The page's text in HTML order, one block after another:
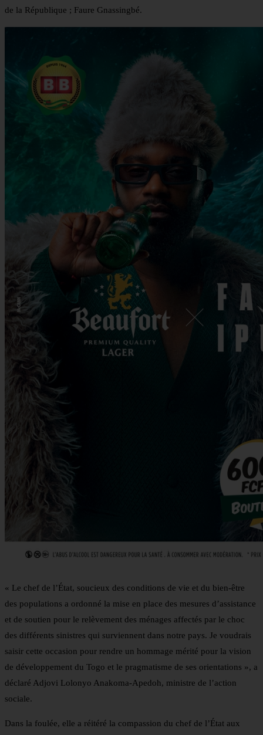
de la République ; Faure Gnassingbé.
« Le chef de l’État, soucieux des conditions de vie et du bien-être
des populations a ordonné la mise en place des mesures d’assistance
et de soutien pour le relèvement des ménages affectés par le choc
des différents sinistres qui surviennent dans notre pays. Je voudrais
saisir cette occasion pour rendre un hommage mérité pour la vision
de développement du Togo et le pragmatisme de ses orientations », a
déclaré Adjovi Lolonyo Anakoma-Apedoh, ministre de l’action
sociale.
Dans la foulée, elle a réitéré la compassion du chef de l’État aux